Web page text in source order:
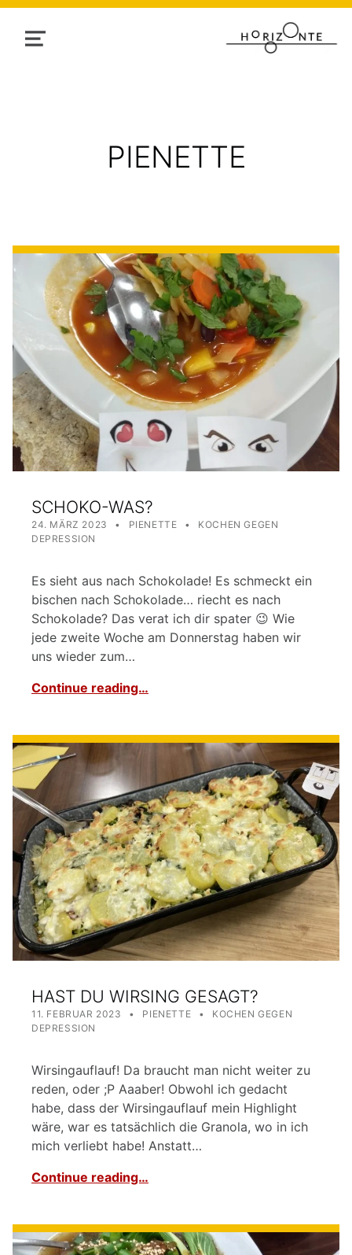
MENU
AUTHOR:
PIENETTE
SCHOKO-WAS?
POSTED ON:
24. MÄRZ 2023
WRITTEN BY:
PIENETTE CATEGORIZED IN:
KOCHEN GEGEN
DEPRESSION
Es sieht aus nach Schokolade! Es schmeckt ein
bischen nach Schokolade… riecht es nach
Schokolade? Das verat ich dir spater 😉 Wie
jede zweite Woche am Donnerstag haben wir
uns wieder zum…
Continue reading…
HAST DU WIRSING GESAGT?
11. FEBRUAR 2023 PIENETTE CATEGORIZED IN:
KOCHEN GEGEN
DEPRESSION
Wirsingauflauf! Da braucht man nicht weiter zu
reden, oder ;P Aaaber! Obwohl ich gedacht
habe, dass der Wirsingauflauf mein Highlight
wäre, war es tatsächlich die Granola, wo in ich
mich verliebt habe! Anstatt…
Continue reading…